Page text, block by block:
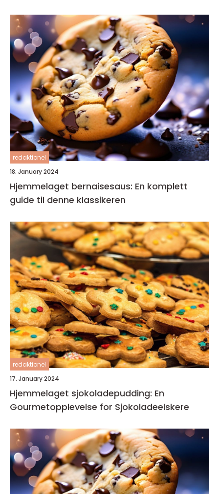
redaktionel
18. January 2024
Hjemmelaget bernaisesaus: En komplett
guide til denne klassikeren
redaktionel
17. January 2024
Hjemmelaget sjokoladepudding: En
Gourmetopplevelse for Sjokoladeelskere